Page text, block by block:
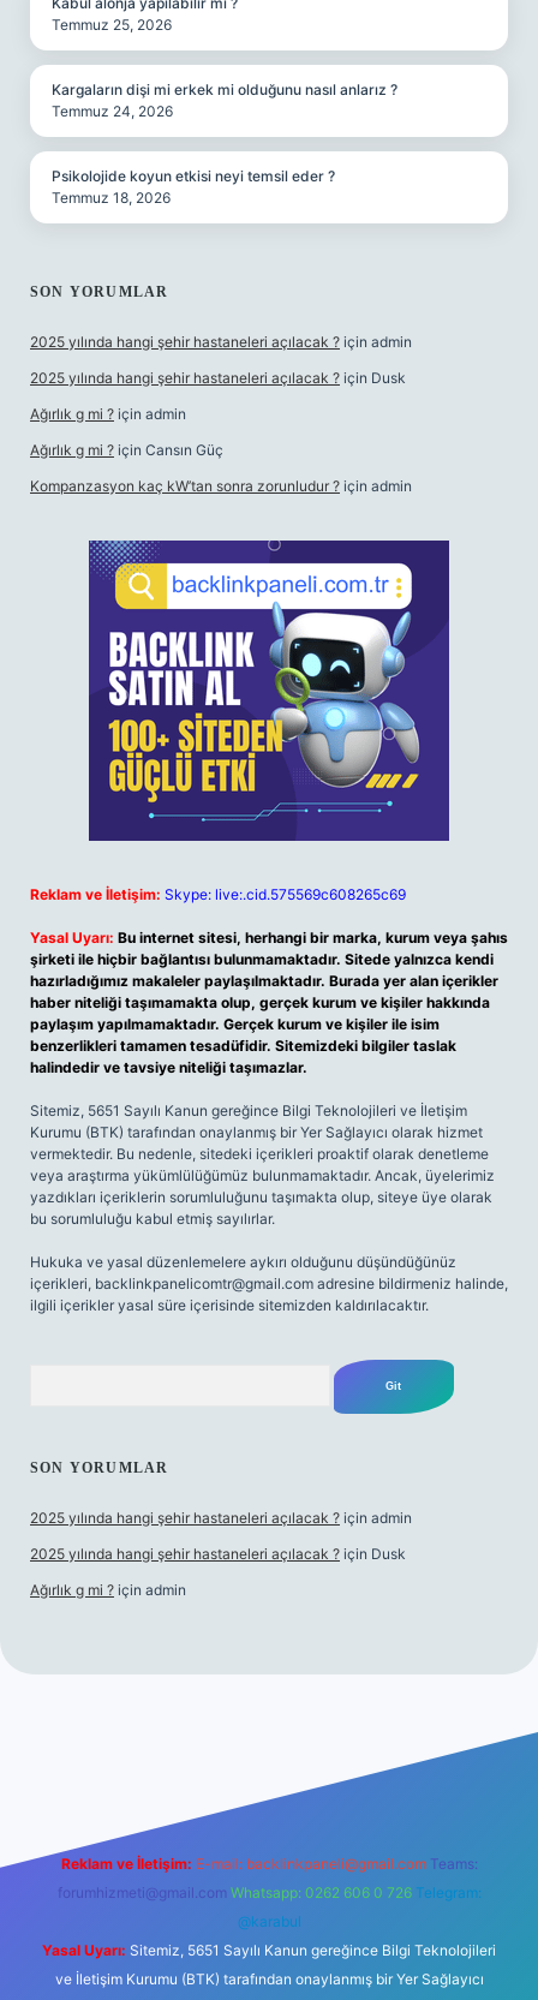
Temmuz 25, 2026
Kargaların dişi mi erkek mi olduğunu nasıl anlarız ?
Temmuz 24, 2026
Psikolojide koyun etkisi neyi temsil eder ?
Temmuz 18, 2026
SON YORUMLAR
2025 yılında hangi şehir hastaneleri açılacak ? için admin
2025 yılında hangi şehir hastaneleri açılacak ? için Dusk
Ağırlık g mi ? için admin
Ağırlık g mi ? için Cansın Güç
Kompanzasyon kaç kW’tan sonra zorunludur ? için admin
Reklam ve İletişim: Skype: live:.cid.575569c608265c69
Yasal Uyarı: Bu internet sitesi, herhangi bir marka, kurum veya şahıs
şirketi ile hiçbir bağlantısı bulunmamaktadır. Sitede yalnızca kendi
hazırladığımız makaleler paylaşılmaktadır. Burada yer alan içerikler
haber niteliği taşımamakta olup, gerçek kurum ve kişiler hakkında
paylaşım yapılmamaktadır. Gerçek kurum ve kişiler ile isim
benzerlikleri tamamen tesadüfidir. Sitemizdeki bilgiler taslak
halindedir ve tavsiye niteliği taşımazlar.
Sitemiz, 5651 Sayılı Kanun gereğince Bilgi Teknolojileri ve İletişim
Kurumu (BTK) tarafından onaylanmış bir Yer Sağlayıcı olarak hizmet
vermektedir. Bu nedenle, sitedeki içerikleri proaktif olarak denetleme
veya araştırma yükümlülüğümüz bulunmamaktadır. Ancak, üyelerimiz
yazdıkları içeriklerin sorumluluğunu taşımakta olup, siteye üye olarak
bu sorumluluğu kabul etmiş sayılırlar.
Hukuka ve yasal düzenlemelere aykırı olduğunu düşündüğünüz
içerikleri, backlinkpanelicomtr@gmail.com adresine bildirmeniz halinde,
ilgili içerikler yasal süre içerisinde sitemizden kaldırılacaktır.
SON YORUMLAR
2025 yılında hangi şehir hastaneleri açılacak ? için admin
2025 yılında hangi şehir hastaneleri açılacak ? için Dusk
Ağırlık g mi ? için admin
Reklam ve İletişim: E-mail: backlinkpaneli@gmail.com Teams:
forumhizmeti@gmail.com Whatsapp: 0262 606 0 726 Telegram:
@karabul
Yasal Uyarı: Sitemiz, 5651 Sayılı Kanun gereğince Bilgi Teknolojileri
ve İletişim Kurumu (BTK) tarafından onaylanmış bir Yer Sağlayıcı